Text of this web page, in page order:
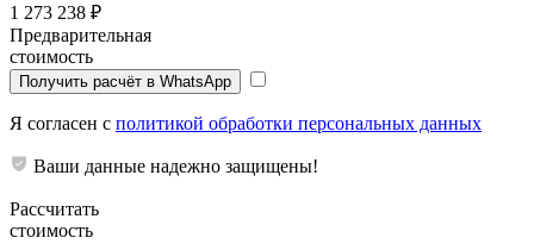
1 273 238 ₽
Предварительная
стоимость
Получить расчёт в WhatsApp
Я согласен с политикой обработки персональных данных
Ваши данные надежно защищены!
Рассчитать
стоимость